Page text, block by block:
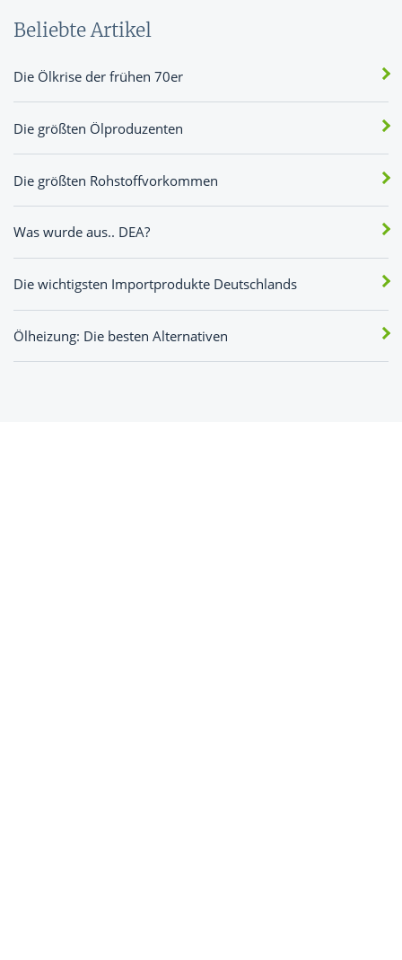
Beliebte Artikel
Die Ölkrise der frühen 70er
Die größten Ölproduzenten
Die größten Rohstoffvorkommen
Was wurde aus.. DEA?
Die wichtigsten Importprodukte Deutschlands
Ölheizung: Die besten Alternativen